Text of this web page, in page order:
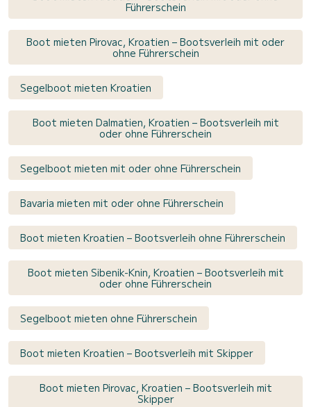
Führerschein
Boot mieten Pirovac, Kroatien – Bootsverleih mit oder
ohne Führerschein
Segelboot mieten Kroatien
Boot mieten Dalmatien, Kroatien – Bootsverleih mit
oder ohne Führerschein
Segelboot mieten mit oder ohne Führerschein
Bavaria mieten mit oder ohne Führerschein
Boot mieten Kroatien – Bootsverleih ohne Führerschein
Boot mieten Sibenik-Knin, Kroatien – Bootsverleih mit
oder ohne Führerschein
Segelboot mieten ohne Führerschein
Boot mieten Kroatien – Bootsverleih mit Skipper
Boot mieten Pirovac, Kroatien – Bootsverleih mit
Skipper